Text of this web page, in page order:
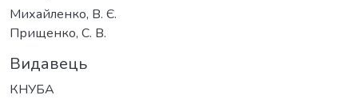
Михайленко, В. Є.
Прищенко, С. В.
Видавець
КНУБА